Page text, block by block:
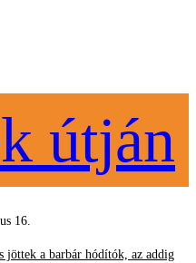
útján
16.
a barbár hódítók, az addig